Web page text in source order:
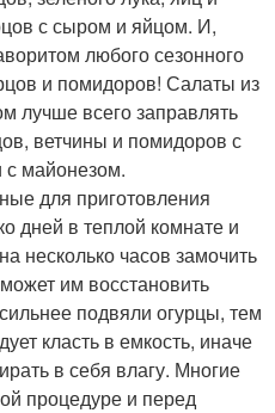
с сыром и яйцом. И,
любого сезонного
и помидоров! Салаты из
лучше всего заправлять
ветчины и помидоров с
с майонезом.
для приготовления
дней в теплой комнате и
несколько часов замочить
им восстановить
подвяли огурцы, тем
класть в емкость, иначе
в себя влагу. Многие
процедуре и перед